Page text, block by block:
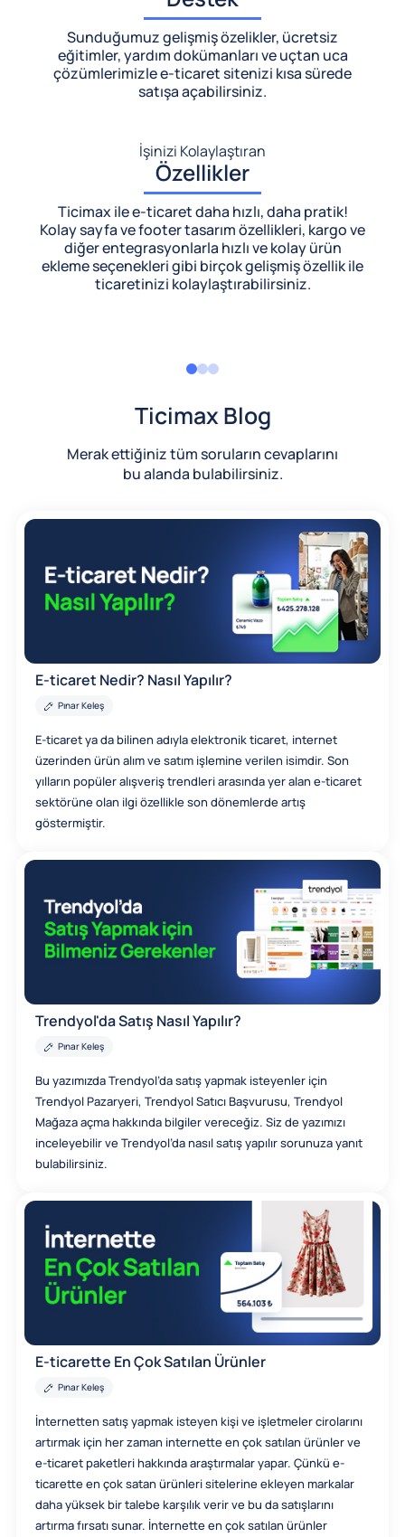
Sunduğumuz gelişmiş özelikler, ücretsiz
eğitimler, yardım dokümanları ve uçtan uca
çözümlerimizlee-ticaret sitenizi kısa sürede
satışa açabilirsiniz.
İşinizi Kolaylaştıran
Özellikler
Ticimax ile e-ticaret daha hızlı, daha pratik!
Kolay sayfa ve footer tasarım özellikleri, kargo ve
diğer entegrasyonlarla hızlı ve kolay ürün
ekleme seçenekleri gibi birçok gelişmiş özellik ile
ticaretinizi kolaylaştırabilirsiniz.
Ticimax Blog
Merak ettiğiniz tüm soruların cevaplarını
bu alanda bulabilirsiniz.
E-ticaret Nedir? Nasıl Yapılır?
Pınar Keleş
E-ticaret ya da bilinen adıyla elektronik ticaret, internet
üzerinden ürün alım ve satım işlemine verilen isimdir. Son
yılların popüler alışveriş trendleri arasında yer alan e-ticaret
sektörüne olan ilgi özellikle son dönemlerde artış
göstermiştir.
Trendyol'da Satış Nasıl Yapılır?
Pınar Keleş
Bu yazımızda Trendyol’da satış yapmak isteyenler için
Trendyol Pazaryeri, Trendyol Satıcı Başvurusu, Trendyol
Mağaza açma hakkında bilgiler vereceğiz. Siz de yazımızı
inceleyebilir ve Trendyol’da nasıl satış yapılır sorunuza yanıt
bulabilirsiniz.
E-ticarette En Çok Satılan Ürünler
Pınar Keleş
İnternetten satış yapmak isteyen kişi ve işletmeler cirolarını
artırmak için her zaman internette en çok satılan ürünler ve
e-ticaret paketleri hakkında araştırmalar yapar. Çünkü e-
ticarette en çok satan ürünleri sitelerine ekleyen markalar
daha yüksek bir talebe karşılık verir ve bu da satışlarını
artırma fırsatı sunar. İnternette en çok satılan ürünler